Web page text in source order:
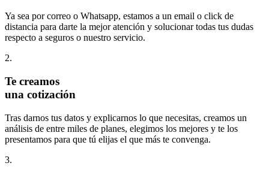
Ya sea por correo o Whatsapp, estamos a un email o click de
distancia para darte la mejor atención y solucionar todas tus dudas
respecto a seguros o nuestro servicio.
2.
Te creamos
una cotización
Tras darnos tus datos y explicarnos lo que necesitas, creamos un
análisis de entre miles de planes, elegimos los mejores y te los
presentamos para que tú elijas el que más te convenga.
3.